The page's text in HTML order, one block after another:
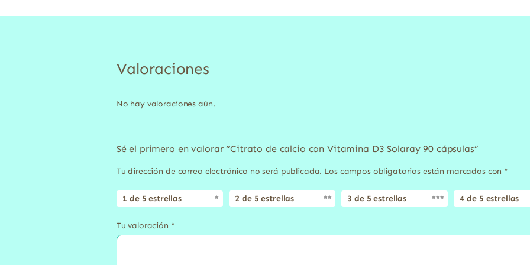
Valoraciones
No hay valoraciones aún.
Sé el primero en valorar “Citrato de calcio con Vitamina D3 Solaray 90 cápsulas”
Tu dirección de correo electrónico no será publicada. Los campos obligatorios están marcados con *
1 de 5 estrellas 2 de 5 estrellas 3 de 5 estrellas 4 de 5 estrellas
Tu valoración *